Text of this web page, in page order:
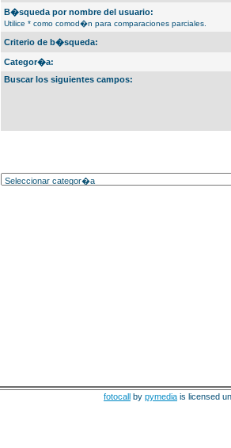
B�squeda por nombre del usuario:
Utilice * como comod�n para comparaciones parciales.
Criterio de b�squeda:
Categor�a:
Buscar los siguientes campos:
fotocall by pymedia is licensed